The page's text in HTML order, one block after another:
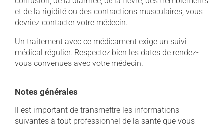
et de la rigidité ou des contractions musculaires, vous
devriez contacter votre médecin.
Un traitement avec ce médicament exige un suivi
médical régulier. Respectez bien les dates de rendez-
vous convenues avec votre médecin.
Notes générales
Il est important de transmettre les informations
suivantes à tout professionnel de la santé que vous